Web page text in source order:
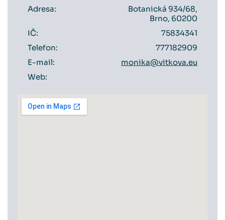
Adresa:
Botanická 934/68,
Brno, 60200
IČ:
75834341
Telefon:
777182909
E-mail:
monika@vitkova.eu
Web: